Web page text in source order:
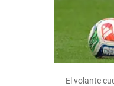
El volante